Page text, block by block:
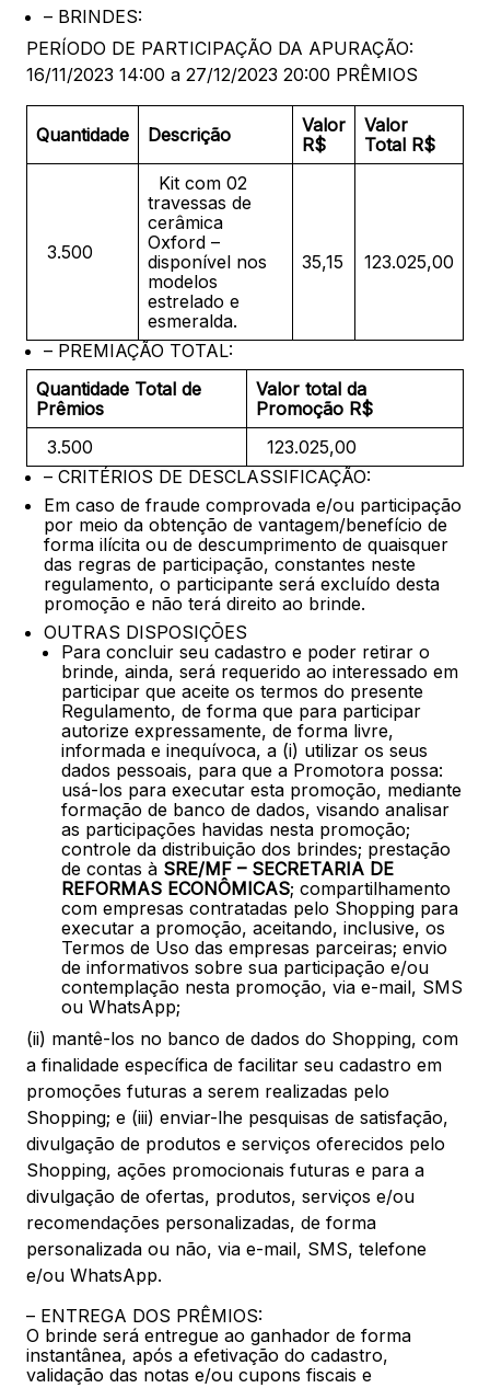
– BRINDES:
PERÍODO DE PARTICIPAÇÃO DA APURAÇÃO:
16/11/2023 14:00 a 27/12/2023 20:00 PRÊMIOS
Quantidade Descrição
Valor
R$
Valor
Total R$
3.500
Kit com 02
travessas de
cerâmica
Oxford –
disponível nos
modelos
estrelado e
esmeralda.
35,15 123.025,00
– PREMIAÇÃO TOTAL:
Quantidade Total de
Prêmios
Valor total da
Promoção R$
3.500
123.025,00
– CRITÉRIOS DE DESCLASSIFICAÇÃO:
Em caso de fraude comprovada e/ou participação
por meio da obtenção de vantagem/benefício de
forma ilícita ou de descumprimento de quaisquer
das regras de participação, constantes neste
regulamento, o participante será excluído desta
promoção e não terá direito ao brinde.
OUTRAS DISPOSIÇÕES
Para concluir seu cadastro e poder retirar o
brinde, ainda, será requerido ao interessado em
participar que aceite os termos do presente
Regulamento, de forma que para participar
autorize expressamente, de forma livre,
informada e inequívoca, a (i) utilizar os seus
dados pessoais, para que a Promotora possa:
usá-los para executar esta promoção, mediante
formação de banco de dados, visando analisar
as participações havidas nesta promoção;
controle da distribuição dos brindes; prestação
de contas à SRE/MF – SECRETARIA DE
REFORMAS ECONÔMICAS; compartilhamento
com empresas contratadas pelo Shopping para
executar a promoção, aceitando, inclusive, os
Termos de Uso das empresas parceiras; envio
de informativos sobre sua participação e/ou
contemplação nesta promoção, via e-mail, SMS
ou WhatsApp;
(ii) mantê-los no banco de dados do Shopping, com
a finalidade específica de facilitar seu cadastro em
promoções futuras a serem realizadas pelo
Shopping; e (iii) enviar-lhe pesquisas de satisfação,
divulgação de produtos e serviços oferecidos pelo
Shopping, ações promocionais futuras e para a
divulgação de ofertas, produtos, serviços e/ou
recomendações personalizadas, de forma
personalizada ou não, via e-mail, SMS, telefone
e/ou WhatsApp.
– ENTREGA DOS PRÊMIOS:
O brinde será entregue ao ganhador de forma
instantânea, após a efetivação do cadastro,
validação das notas e/ou cupons fiscais e